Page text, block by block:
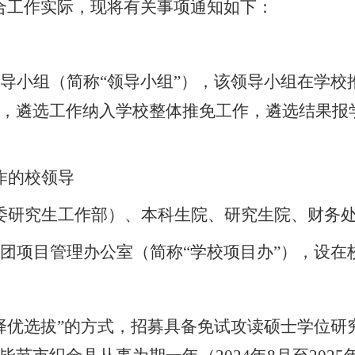
作实际，现将有关事项通知如下：
小组 （简称“领导小组”） ， 该领导小组在学校
遴选工作纳入学校整体推免工作，遴选结果
的校领导
究生工作部）、本科生院、研究生院、财务
项目管理办公室（简称“学校项目办”），设在
优选拔”的方式，招募具备免试攻读硕士学位研